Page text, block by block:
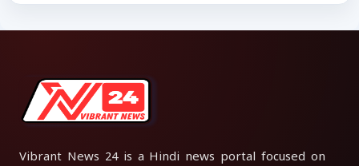
Vibrant News 24 is a Hindi news portal focused on